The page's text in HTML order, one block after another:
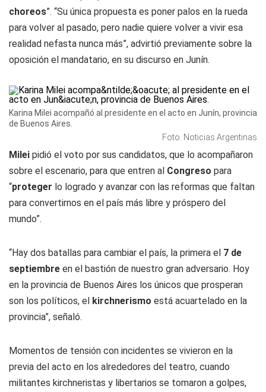
choreos”. “Su única propuesta es poner palos en la rueda
para volver al pasado, pero nadie quiere volver a vivir esa
realidad nefasta nunca más”, advirtió previamente sobre la
oposición el mandatario, en su discurso en Junín.
Karina Milei acompañó al presidente en el acto en Junín, provincia
de Buenos Aires.
Foto. Noticias Argentinas
Milei pidió el voto por sus candidatos, que lo acompañaron
sobre el escenario, para que entren al Congreso para
“proteger lo logrado y avanzar con las reformas que faltan
para convertirnos en el país más libre y próspero del
mundo”.
“Hay dos batallas para cambiar el país, la primera el 7 de
septiembre en el bastión de nuestro gran adversario. Hoy
en la provincia de Buenos Aires los únicos que prosperan
son los políticos, el kirchnerismo está acuartelado en la
provincia”, señaló.
Momentos de tensión con incidentes se vivieron en la
previa del acto en los alrededores del teatro, cuando
militantes kirchneristas y libertarios se tomaron a golpes,